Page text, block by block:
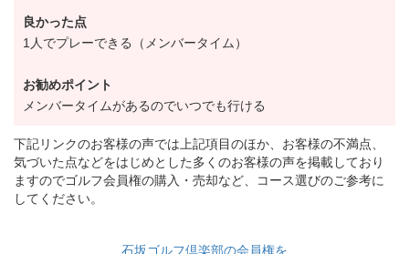
ンのグリーンと高い戦略性が魅力のゴルフ場です。
メンバータイムの空き状況はホームページ上ですぐに
確認ができますので、いつでも気兼ねなくプレーを楽
むことが出来ます。
また、競技会も盛んに行われているのでアスリート志
良かった点
1人でプレーできる（メンバータイム）
お勧めポイント
メンバータイムがあるのでいつでも行ける
下記リンクのお客様の声では上記項目のほか、お客様の不満点、
気づいた点などをはじめとした多くのお客様の声を掲載しており
ますのでゴルフ会員権の購入・売却など、コース選びのご参考に
してください。
石坂ゴルフ倶楽部の会員権を